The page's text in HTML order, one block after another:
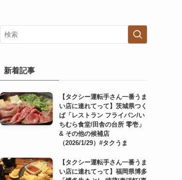
新着記事
【タクシー運転手さん一番うま
い店に連れてって】茨城県つく
ば「レストラン フライパン/い
ちむら食堂/田舎の台所 零壱」
& その他の候補店
（2026/1/29）#タクうま
【タクシー運転手さん一番うま
い店に連れてって】福岡県博多